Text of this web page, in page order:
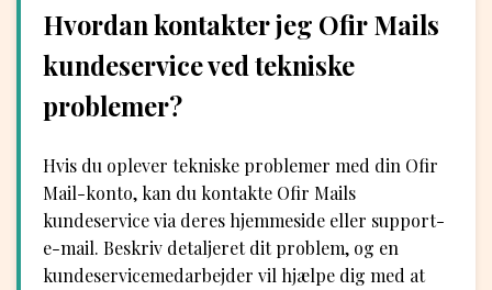
Hvordan kontakter jeg Ofir Mails
kundeservice ved tekniske
problemer?
Hvis du oplever tekniske problemer med din Ofir
Mail-konto, kan du kontakte Ofir Mails
kundeservice via deres hjemmeside eller support-
e-mail. Beskriv detaljeret dit problem, og en
kundeservicemedarbejder vil hjælpe dig med at